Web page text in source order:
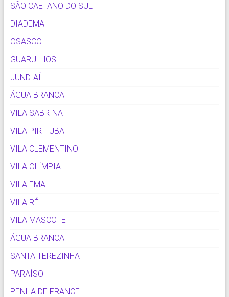
SÃO CAETANO DO SUL
DIADEMA
OSASCO
GUARULHOS
JUNDIAÍ
ÁGUA BRANCA
VILA SABRINA
VILA PIRITUBA
VILA CLEMENTINO
VILA OLÍMPIA
VILA EMA
VILA RÉ
VILA MASCOTE
ÁGUA BRANCA
SANTA TEREZINHA
PARAÍSO
PENHA DE FRANCE